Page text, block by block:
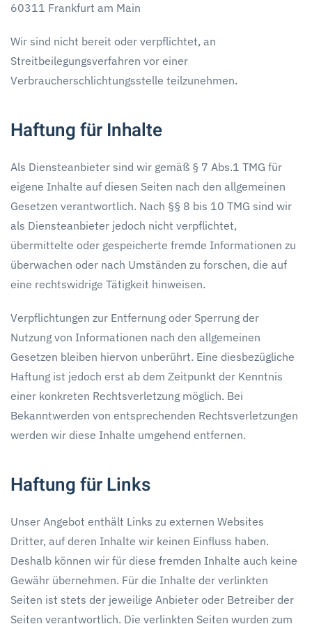
60311 Frankfurt am Main
Wir sind nicht bereit oder verpflichtet, an
Streitbeilegungsverfahren vor einer
Verbraucherschlichtungsstelle teilzunehmen.
Haftung für Inhalte
Als Diensteanbieter sind wir gemäß § 7 Abs.1 TMG für
eigene Inhalte auf diesen Seiten nach den allgemeinen
Gesetzen verantwortlich. Nach §§ 8 bis 10 TMG sind wir
als Diensteanbieter jedoch nicht verpflichtet,
übermittelte oder gespeicherte fremde Informationen zu
überwachen oder nach Umständen zu forschen, die auf
eine rechtswidrige Tätigkeit hinweisen.
Verpflichtungen zur Entfernung oder Sperrung der
Nutzung von Informationen nach den allgemeinen
Gesetzen bleiben hiervon unberührt. Eine diesbezügliche
Haftung ist jedoch erst ab dem Zeitpunkt der Kenntnis
einer konkreten Rechtsverletzung möglich. Bei
Bekanntwerden von entsprechenden Rechtsverletzungen
werden wir diese Inhalte umgehend entfernen.
Haftung für Links
Unser Angebot enthält Links zu externen Websites
Dritter, auf deren Inhalte wir keinen Einfluss haben.
Deshalb können wir für diese fremden Inhalte auch keine
Gewähr übernehmen. Für die Inhalte der verlinkten
Seiten ist stets der jeweilige Anbieter oder Betreiber der
Seiten verantwortlich. Die verlinkten Seiten wurden zum